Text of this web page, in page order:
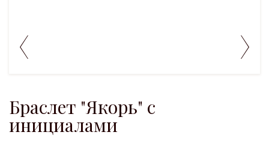
Браслет "Якорь" с
инициалами